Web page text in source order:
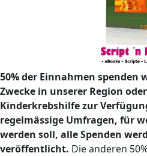
50% der Einnahmen spenden
Zwecke in unserer Region
Kinderkrebshilfe zur
regelmässige Umfragen, für
werden soll, alle Spenden
veröffentlicht. Die anderen